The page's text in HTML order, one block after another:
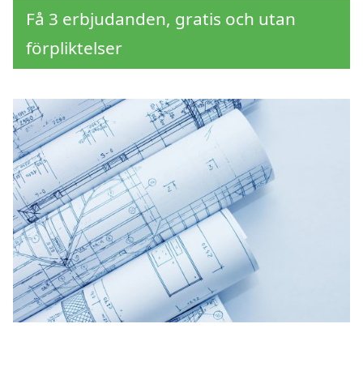
Få 3 erbjudanden, gratis och utan
förpliktelser